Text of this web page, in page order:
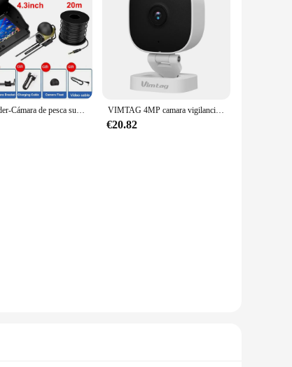
Fish Finder-Cámara de pesca subacuática, pantalla LCD de 4,3 pulgadas, 220 °, impermeable, IPS, 1080P, 9 horas de duración, visión nocturna, 15/20/30m VIMTAG 4MP camara vigilancia wifi exterior,cámara de seguridad para casa IPTV impermeable para ver en el movil , visión nocturna de 10M, audio bidireccional, detección de IA, funciona con Alexa
€20.82